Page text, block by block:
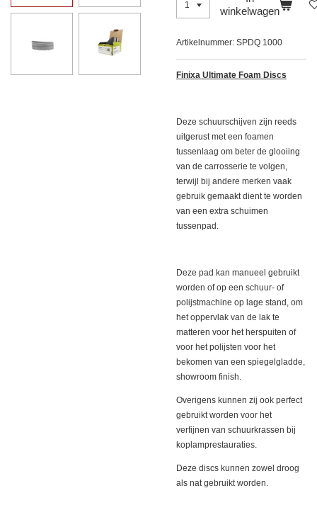
winkelwagen
Artikelnummer: SPDQ 1000
Finixa Ultimate Foam Discs
Deze schuurschijven zijn reeds
uitgerust met een foamen
tussenlaag om beter de glooiing
van de carrosserie te volgen,
terwijl bij andere merken vaak
gebruik gemaakt dient te worden
van een extra schuimen
tussenpad.
Deze pad kan manueel gebruikt
worden of op een schuur- of
polijstmachine op lage stand, om
het oppervlak van de lak te
matteren voor het herspuiten of
voor het polijsten voor het
bekomen van een spiegelgladde,
showroom finish.
Overigens kunnen zij ook perfect
gebruikt worden voor het
verfijnen van schuurkrassen bij
koplamprestauraties.
Deze discs kunnen zowel droog
als nat gebruikt worden.